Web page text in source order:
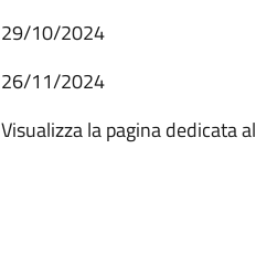
29/10/2024
26/11/2024
Visualizza la pagina dedicata al